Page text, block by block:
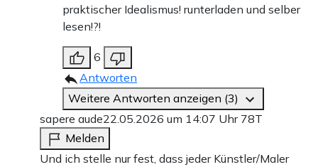
praktischer Idealismus! runterladen und selber
lesen!?!
6
Antworten
Weitere Antworten anzeigen (3)
sapere aude22.05.2026 um 14:07 Uhr 78T
Melden
Und ich stelle nur fest, dass jeder Künstler/Maler